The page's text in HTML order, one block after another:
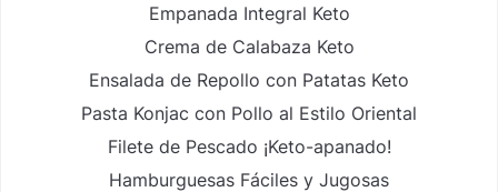
Empanada Integral Keto
Crema de Calabaza Keto
Ensalada de Repollo con Patatas Keto
Pasta Konjac con Pollo al Estilo Oriental
Filete de Pescado ¡Keto-apanado!
Hamburguesas Fáciles y Jugosas